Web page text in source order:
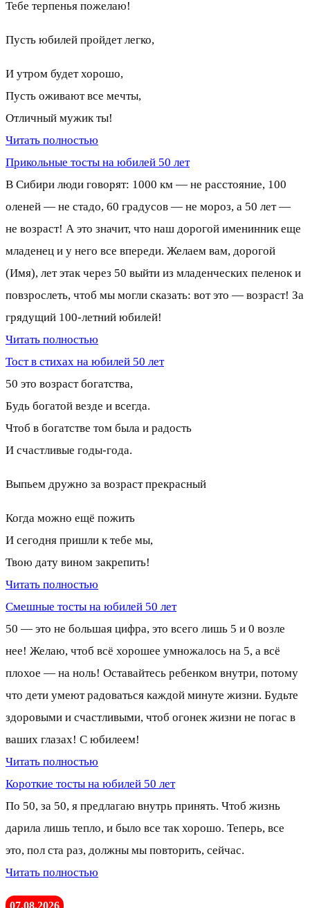
Тебе терпенья пожелаю!
Пусть юбилей пройдет легко,
И утром будет хорошо,
Пусть оживают все мечты,
Отличный мужик ты!
Читать полностью
Прикольные тосты на юбилей 50 лет
В Сибири люди говорят: 1000 км — не расстояние, 100
оленей — не стадо, 60 градусов — не мороз, а 50 лет —
не возраст! А это значит, что наш дорогой именинник еще
младенец и у него все впереди. Желаем вам, дорогой
(Имя), лет этак через 50 выйти из младенческих пеленок и
повзрослеть, чтоб мы могли сказать: вот это — возраст! За
грядущий 100-летний юбилей!
Читать полностью
Тост в стихах на юбилей 50 лет
50 это возраст богатства,
Будь богатой везде и всегда.
Чтоб в богатстве том была и радость
И счастливые годы-года.
Выпьем дружно за возраст прекрасный
Когда можно ещё пожить
И сегодня пришли к тебе мы,
Твою дату вином закрепить!
Читать полностью
Смешные тосты на юбилей 50 лет
50 — это не большая цифра, это всего лишь 5 и 0 возле
нее! Желаю, чтоб всё хорошее умножалось на 5, а всё
плохое — на ноль! Оставайтесь ребенком внутри, потому
что дети умеют радоваться каждой минуте жизни. Будьте
здоровыми и счастливыми, чтоб огонек жизни не погас в
ваших глазах! С юбилеем!
Читать полностью
Короткие тосты на юбилей 50 лет
По 50, за 50, я предлагаю внутрь принять. Чтоб жизнь
дарила лишь тепло, и было все так хорошо. Теперь, все
это, пол ста раз, должны мы повторить, сейчас.
Читать полностью
07.08.2026